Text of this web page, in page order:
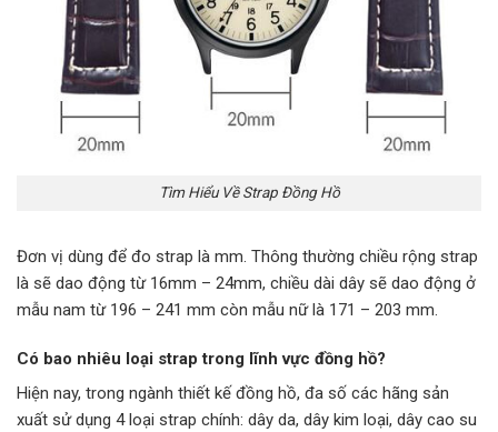
Tìm Hiểu Về Strap Đồng Hồ
Đơn vị dùng để đo strap là mm. Thông thường chiều rộng strap
là sẽ dao động từ 16mm – 24mm, chiều dài dây sẽ dao động ở
mẫu nam từ 196 – 241 mm còn mẫu nữ là 171 – 203 mm.
Có bao nhiêu loại strap trong lĩnh vực đồng hồ?
Hiện nay, trong ngành thiết kế đồng hồ, đa số các hãng sản
xuất sử dụng 4 loại strap chính: dây da, dây kim loại, dây cao su